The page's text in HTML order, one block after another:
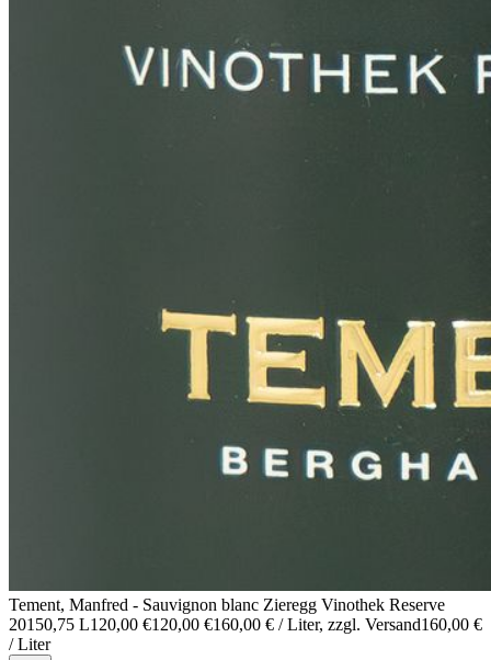
Tement, Manfred - Sauvignon blanc Zieregg Vinothek Reserve
20150,75 L120,00 €120,00 €160,00 € / Liter, zzgl. Versand160,00 €
/ Liter